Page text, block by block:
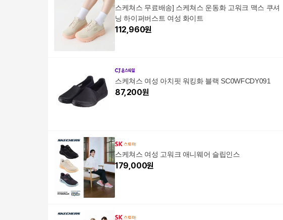
스케쳐스 무료배송] 스케쳐스 운동화 고워크 맥스 쿠셔
닝 하이퍼버스트 여성 화이트
112,960원
스케쳐스 여성 아치핏 워킹화 블랙 SC0WFCDY091
87,200원
스케쳐스 여성 고워크 애니웨어 슬립인스
179,000원